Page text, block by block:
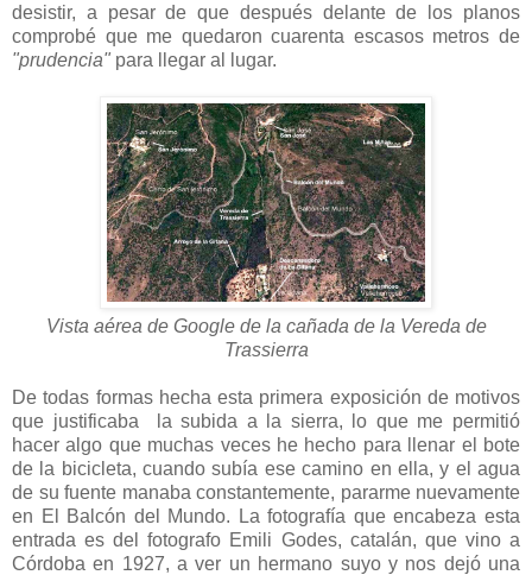
desistir, a pesar de que después delante de los planos
comprobé que me quedaron cuarenta escasos metros de
"prudencia" para llegar al lugar.
Vista aérea de Google de la cañada de la Vereda de
Trassierra
De todas formas hecha esta primera exposición de motivos
que justificaba la subida a la sierra, lo que me permitió
hacer algo que muchas veces he hecho para llenar el bote
de la bicicleta, cuando subía ese camino en ella, y el agua
de su fuente manaba constantemente, pararme nuevamente
en El Balcón del Mundo. La fotografía que encabeza esta
entrada es del fotografo Emili Godes, catalán, que vino a
Córdoba en 1927, a ver un hermano suyo y nos dejó una